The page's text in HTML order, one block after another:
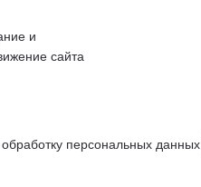
и
сайта
обработку персональных данных